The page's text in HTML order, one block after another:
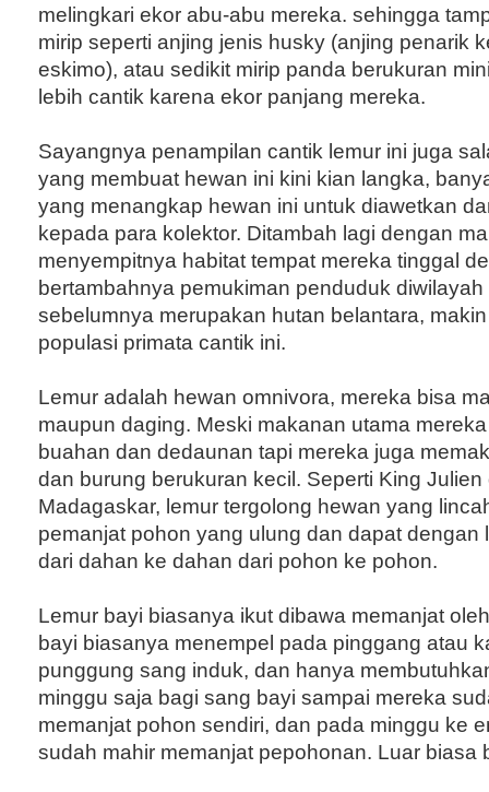
melingkari ekor abu-abu mereka. sehingga
mirip seperti anjing jenis husky (anjing penarik
eskimo), atau sedikit mirip panda berukuran
lebih cantik karena ekor panjang mereka.
Sayangnya penampilan cantik lemur ini juga
yang membuat hewan ini kini kian langka,
yang menangkap hewan ini untuk diawetkan
kepada para kolektor. Ditambah lagi dengan
menyempitnya habitat tempat mereka tinggal
bertambahnya pemukiman penduduk diwilayah
sebelumnya merupakan hutan belantara,
populasi primata cantik ini.
Lemur adalah hewan omnivora, mereka bisa
maupun daging. Meski makanan utama
buahan dan dedaunan tapi mereka juga
dan burung berukuran kecil. Seperti King Julien
Madagaskar, lemur tergolong hewan yang
pemanjat pohon yang ulung dan dapat dengan
dari dahan ke dahan dari pohon ke pohon.
Lemur bayi biasanya ikut dibawa memanjat
bayi biasanya menempel pada pinggang atau
punggung sang induk, dan hanya
minggu saja bagi sang bayi sampai mereka
memanjat pohon sendiri, dan pada minggu ke
sudah mahir memanjat pepohonan. Luar biasa